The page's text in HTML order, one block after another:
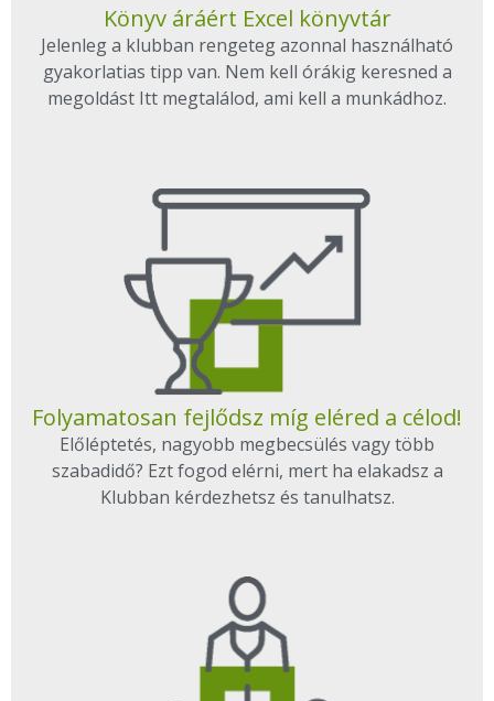
Könyv áráért Excel könyvtár
Jelenleg a klubban rengeteg azonnal használható
gyakorlatias tipp van. Nem kell órákig keresned a
megoldást Itt megtalálod, ami kell a munkádhoz.
Folyamatosan fejlődsz míg eléred a célod!
Előléptetés, nagyobb megbecsülés vagy több
szabadidő? Ezt fogod elérni, mert ha elakadsz a
Klubban kérdezhetsz és tanulhatsz.